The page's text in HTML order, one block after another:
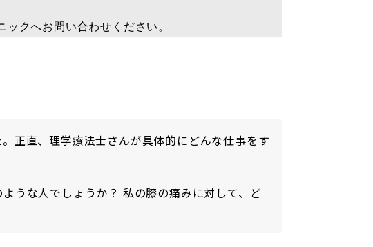
クへお問い合わせください。
正直、理学療法士さんが具体的にどんな仕事をす
うな人でしょうか？ 私の膝の痛みに対して、ど